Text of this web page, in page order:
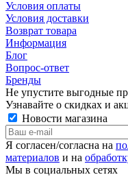
Условия оплаты
Условия доставки
Возврат товара
Информация
Блог
Вопрос-ответ
Бренды
Не упустите выгодные
Узнавайте о скидках и
Новости магазина
Я согласен/согласна на
материалов и на
Мы в социальных сетях